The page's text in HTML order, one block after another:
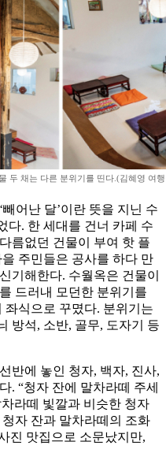
두 채는 다른 분위기를 띤다.(김혜영 여
어난 달’이란 뜻을 지닌 수
다. 한 세대를 건너 카페 수
름없던 건물이 부여 핫 플
주민들은 공사를 하다 만
기해한다. 수월옥은 건물이
드러내 모던한 분위기를
좌식으로 꾸몄다. 분위기는
방석, 소반, 골무, 도자기 등
반에 놓인 청자, 백자, 진사,
. “청자 잔에 말차라떼 주세
라떼 빛깔과 비슷한 청자
자 잔과 말차라떼의 조화
진 맛집으로 소문났지만,